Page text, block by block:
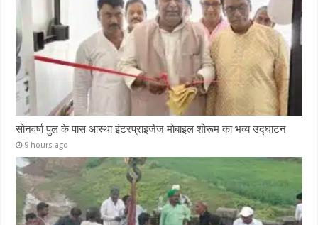
सोनवर्षा पुल के पास आस्था इंटरप्राइजेज मोबाइल शोरूम का भव्य उद्घाटन
9 hours ago